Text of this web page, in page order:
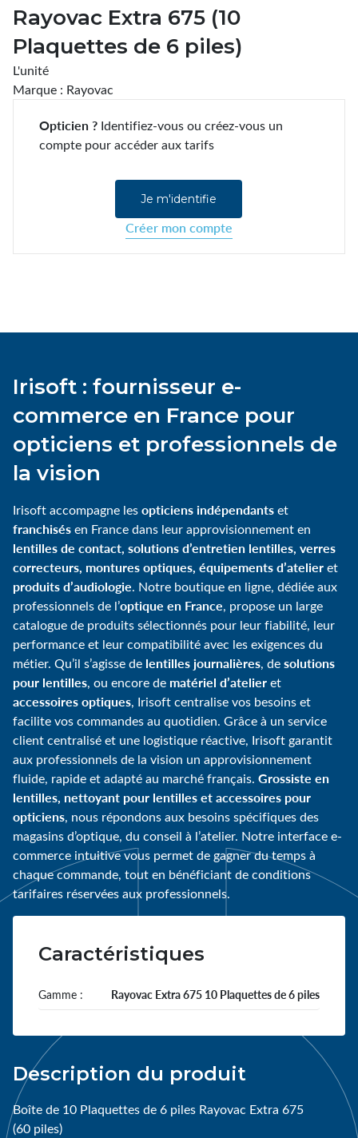
Rayovac Extra 675 (10
Plaquettes de 6 piles)
L'unité
Marque : Rayovac
Opticien ? Identifiez-vous ou créez-vous un
compte pour accéder aux tarifs
Je m'identifie
Créer mon compte
Irisoft : fournisseur e-
commerce en France pour
opticiens et professionnels de
la vision
Irisoft accompagne lesopticiens indépendantset
franchisésen France dans leur approvisionnement en
lentilles de contact, solutions d’entretien lentilles, verres
correcteurs, montures optiques, équipements d’atelieret
produits d’audiologie. Notre boutique en ligne, dédiée aux
professionnels de l’optique en France, propose un large
catalogue de produits sélectionnés pour leur fiabilité, leur
performance et leur compatibilité avec les exigences du
métier. Qu’il s’agisse de lentilles journalières, desolutions
pour lentilles, ou encore de matériel d’atelieret
accessoires optiques, Irisoft centralise vos besoins et
facilite vos commandes au quotidien. Grâce à un service
client centralisé et une logistique réactive, Irisoft garantit
aux professionnels de la vision un approvisionnement
fluide, rapide et adapté au marché français. Grossiste en
lentilles, nettoyant pour lentilles et accessoires pour
opticiens, nous répondons aux besoins spécifiques des
magasins d’optique, du conseil à l’atelier. Notre interface e-
commerce intuitive vous permet de gagner du temps à
chaque commande, tout en bénéficiant de conditions
tarifaires réservées aux professionnels.
Caractéristiques
Gamme : Rayovac Extra 675 10 Plaquettes de 6 piles
Description du produit
Boîte de 10 Plaquettes de 6 piles Rayovac Extra 675
(60 piles)